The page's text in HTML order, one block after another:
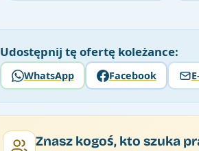
Udostępnij tę ofertę koleżance:
WhatsApp Facebook
Znasz kogoś, kto szuka